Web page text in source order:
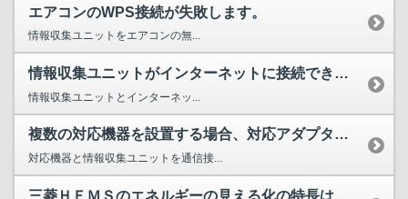
エアコンのWPS接続が失敗します。
情報収集ユニットをエアコンの無...
情報収集ユニットがインターネットに接続できません。
情報収集ユニットとインターネッ...
複数の対応機器を設置する場合、対応アダプターはそれぞれに必...
対応機器と情報収集ユニットを通信接...
三菱ＨＥＭＳのエネルギーの見える化の特長はなんですか？